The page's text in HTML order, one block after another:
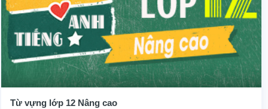
Từ vựng lớp 12 Nâng cao